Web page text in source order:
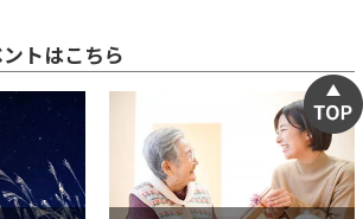
トはこちら